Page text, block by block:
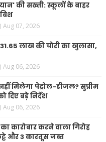
की सख्ती: स्कूलों के बाहर
Aug 07, 2026
लाख की चोरी का खुलासा,
Aug 06, 2026
नहीं मिलेगा पेट्रोल-डीजल? सुप्रीम
दिए बड़े निर्देश
Aug 06, 2026
कारोबार करने वाला गिरोह
और 3 कारतूस जब्त